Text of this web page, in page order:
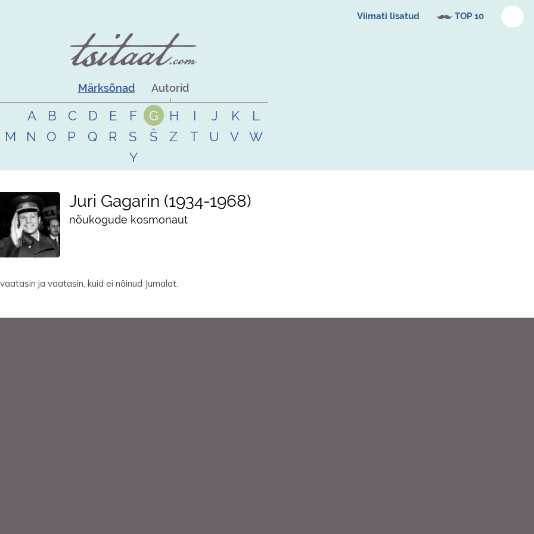
Viimati lisatud TOP 10
Märksõnad Autorid
A B C D E F G H I J K
L
M
N O P Q R S Š Z T U V
W
Y
Juri Gagarin 1934-1968
nõukogude kosmonaut
ja vaatasin, kuid ei näinud Jumalat.